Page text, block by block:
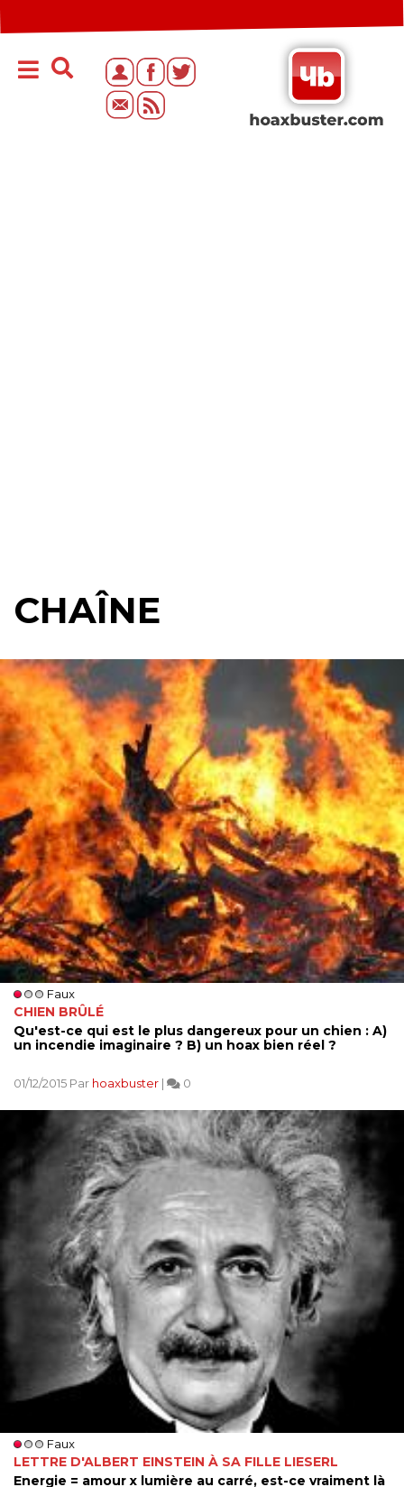
CHAÎNE
Faux
CHIEN BRÛLÉ
Qu'est-ce qui est le plus dangereux pour un chien : A)
un incendie imaginaire ? B) un hoax bien réel ?
01/12/2015 Par hoaxbuster | 0
Faux
LETTRE D'ALBERT EINSTEIN À SA FILLE LIESERL
Energie = amour x lumière au carré, est-ce vraiment là